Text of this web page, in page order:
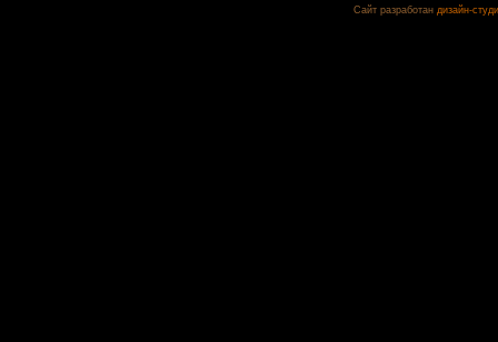
Сайт разработан дизайн-